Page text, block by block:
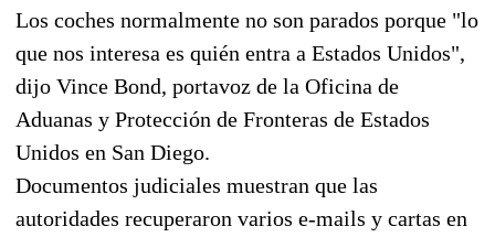
Los coches normalmente no son parados porque "lo
que nos interesa es quién entra a Estados Unidos",
dijo Vince Bond, portavoz de la Oficina de
Aduanas y Protección de Fronteras de Estados
Unidos en San Diego.
Documentos judiciales muestran que las
autoridades recuperaron varios e-mails y cartas en